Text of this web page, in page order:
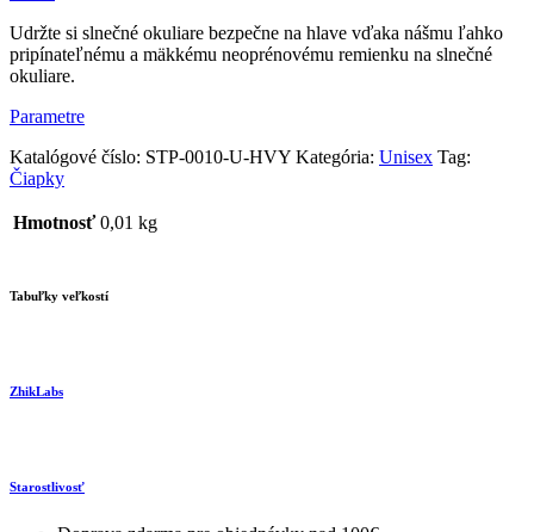
okuliare
Udržte si slnečné okuliare bezpečne na hlave vďaka nášmu ľahko
pripínateľnému a mäkkému neoprénovému remienku na slnečné
okuliare.
Parametre
Katalógové číslo: STP-0010-U-HVY Kategória: Unisex Tag:
Čiapky
Hmotnosť 0,01 kg
Tabuľky veľkostí
ZhikLabs
Starostlivosť